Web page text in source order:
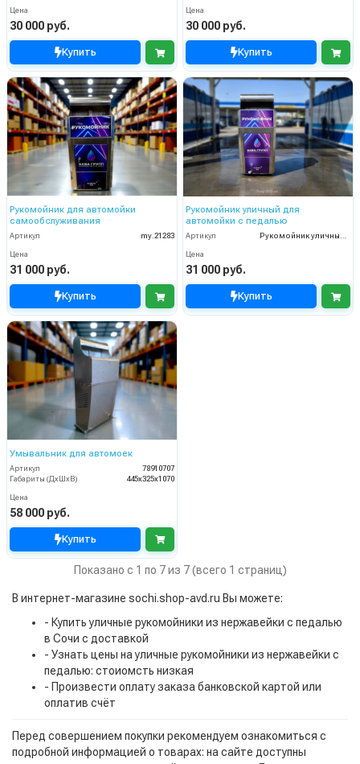
Цена
30 000 руб.
Купить
Цена
30 000 руб.
Купить
Рукомойник для автомойки
самообслуживания
Артикул my.21283
Цена
31 000 руб.
Купить
Рукомойник уличный для
автомойки с педалью
Артикул Рукомойник уличный для автомойки с педалью
Цена
31 000 руб.
Купить
Умывальник для автомоек
Артикул
78910707
Габариты (ДхШхВ)
445х325х1070
Цена
58 000 руб.
Купить
Показано с 1 по 7 из 7 (всего 1 страниц)
В интернет-магазине sochi.shop-avd.ru Вы можете:
- Купить уличные рукомойники из нержавейки с педалью
в Сочи с доставкой
- Узнать цены на уличные рукомойники из нержавейки с
педалью: стоиомсть низкая
- Произвести оплату заказа банковской картой или
оплатив счёт
Перед совершением покупки рекомендуем ознакомиться с
подробной информацией о товарах: на сайте доступны